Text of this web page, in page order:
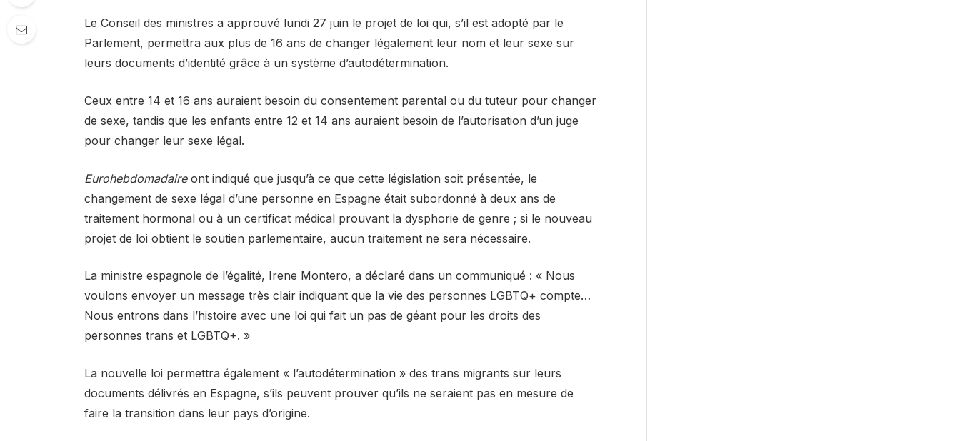
Le Conseil des ministres a approuvé lundi 27 juin le projet de loi qui, s’il est adopté par le
Parlement, permettra aux plus de 16 ans de changer légalement leur nom et leur sexe sur
leurs documents d’identité grâce à un système d’autodétermination.
Ceux entre 14 et 16 ans auraient besoin du consentement parental ou du tuteur pour changer
de sexe, tandis que les enfants entre 12 et 14 ans auraient besoin de l’autorisation d’un juge
pour changer leur sexe légal.
Eurohebdomadaireont indiqué que jusqu’à ce que cette législation soit présentée, le
changement de sexe légal d’une personne en Espagne était subordonné à deux ans de
traitement hormonal ou à un certificat médical prouvant la dysphorie de genre ; si le nouveau
projet de loi obtient le soutien parlementaire, aucun traitement ne sera nécessaire.
La ministre espagnole de l’égalité, Irene Montero, a déclaré dans un communiqué : « Nous
voulons envoyer un message très clair indiquant que la vie des personnes LGBTQ+ compte…
Nous entrons dans l’histoire avec une loi qui fait un pas de géant pour les droits des
personnes trans et LGBTQ+. »
La nouvelle loi permettra également « l’autodétermination » des trans migrants sur leurs
documents délivrés en Espagne, s’ils peuvent prouver qu’ils ne seraient pas en mesure de
faire la transition dans leur pays d’origine.